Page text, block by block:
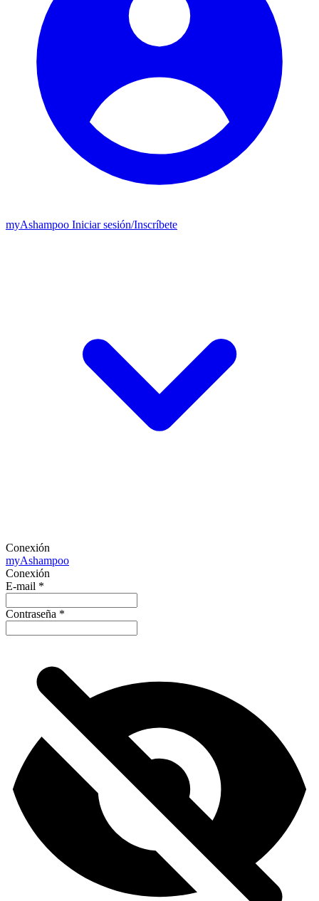
myAshampoo Iniciar sesión/Inscríbete
Conexión
myAshampoo
Conexión
E-mail *
Contraseña *